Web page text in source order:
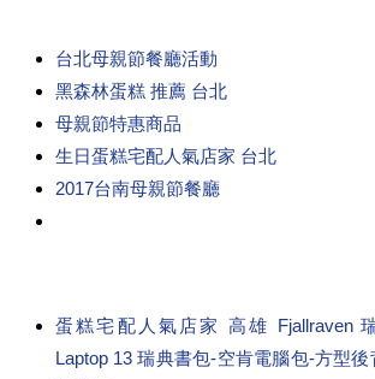
台北母親節餐廳活動
黑森林蛋糕 推薦 台北
母親節特惠商品
生日蛋糕宅配人氣店家 台北
2017台南母親節餐廳
蛋糕宅配人氣店家 高雄 Fjallraven
Laptop 13 瑞典書包-空肯電腦包-方型後